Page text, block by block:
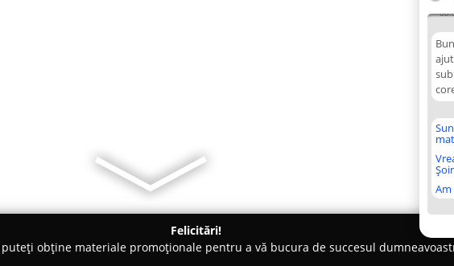
Felicitări!
obține materiale promoționale pentru a vă bucura de succesul